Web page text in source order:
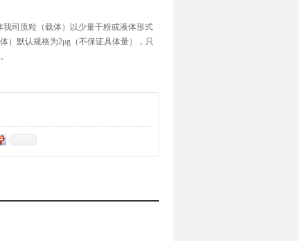
我司质粒（载体）以少量干粉或液体形式
）默认规格为2μg（不保证具体量），只